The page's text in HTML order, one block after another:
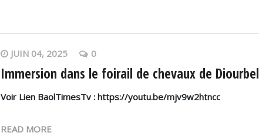
JUIN 04, 2025 0
Immersion dans le foirail de chevaux de Diourbel
Voir Lien BaolTimesTv : https://youtu.be/mjv9w2htncc
READ MORE